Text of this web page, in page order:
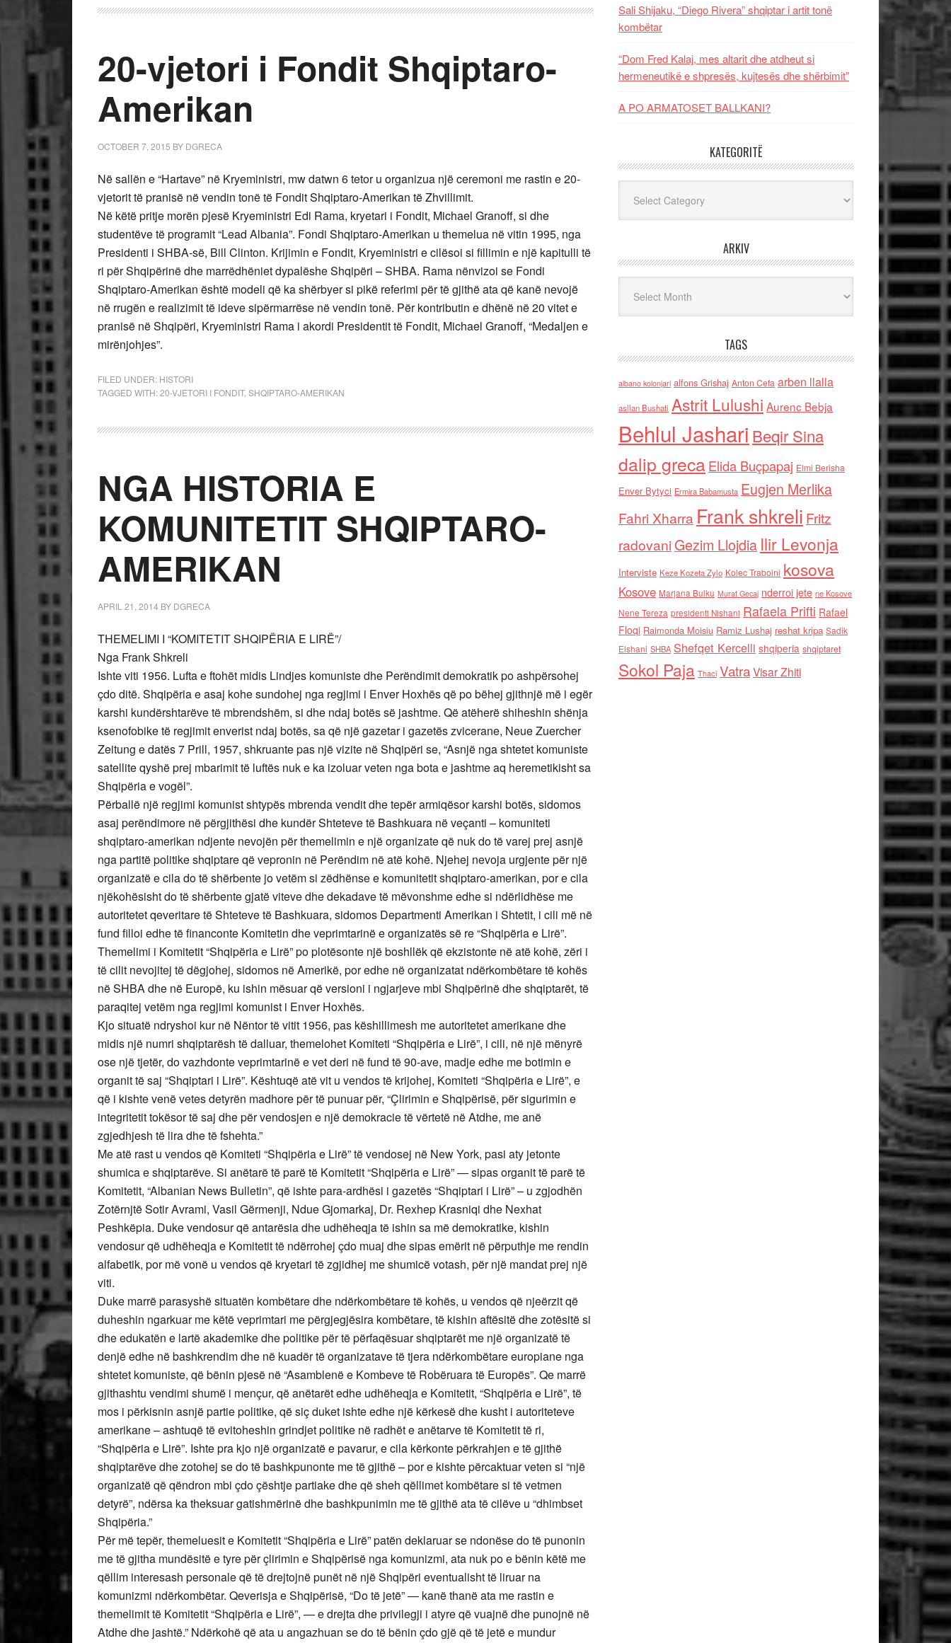
20-vjetori i Fondit Shqiptaro-
Amerikan
OCTOBER 7, 2015 BY DGRECA
Në sallën e “Hartave” në Kryeministri, mw datwn 6 tetor u organizua një ceremoni me rastin e 20-
vjetorit të pranisë në vendin tonë të Fondit Shqiptaro-Amerikan të Zhvillimit.
Në këtë pritje morën pjesë Kryeministri Edi Rama, kryetari i Fondit, Michael Granoff, si dhe
studentëve të programit “Lead Albania”. Fondi Shqiptaro-Amerikan u themelua në vitin 1995, nga
Presidenti i SHBA-së, Bill Clinton. Krijimin e Fondit, Kryeministri e cilësoi si fillimin e një kapitulli të
ri për Shqipërinë dhe marrëdhëniet dypalëshe Shqipëri – SHBA. Rama nënvizoi se Fondi
Shqiptaro-Amerikan është modeli që ka shërbyer si pikë referimi për të gjithë ata që kanë nevojë
në rrugën e realizimit të ideve sipërmarrëse në vendin tonë. Për kontributin e dhënë në 20 vitet e
pranisë në Shqipëri, Kryeministri Rama i akordi Presidentit të Fondit, Michael Granoff, “Medaljen e
mirënjohjes”.
FILED UNDER: HISTORI
TAGGED WITH:20-VJETORI I FONDIT, SHQIPTARO-AMERIKAN
NGA HISTORIA E
KOMUNITETIT SHQIPTARO-
AMERIKAN
APRIL 21, 2014 BY DGRECA
THEMELIMI I “KOMITETIT SHQIPËRIA E LIRË”/
Nga Frank Shkreli
Ishte viti 1956. Lufta e ftohët midis Lindjes komuniste dhe Perëndimit demokratik po ashpërsohej
çdo ditë. Shqipëria e asaj kohe sundohej nga regjimi i Enver Hoxhës që po bëhej gjithnjë më i egër
karshi kundërshtarëve të mbrendshëm, si dhe ndaj botës së jashtme. Që atëherë shiheshin shënja
ksenofobike të regjimit enverist ndaj botës, sa që një gazetar i gazetës zvicerane, Neue Zuercher
Zeitung e datës 7 Prill, 1957, shkruante pas një vizite në Shqipëri se, “Asnjë nga shtetet komuniste
satellite qyshë prej mbarimit të luftës nuk e ka izoluar veten nga bota e jashtme aq heremetikisht sa
Shqipëria e vogël”.
Përballë një regjimi komunist shtypës mbrenda vendit dhe tepër armiqësor karshi botës, sidomos
asaj perëndimore në përgjithësi dhe kundër Shteteve të Bashkuara në veçanti – komuniteti
shqiptaro-amerikan ndjente nevojën për themelimin e një organizate që nuk do të varej prej asnjë
nga partitë politike shqiptare që vepronin në Perëndim në atë kohë. Njehej nevoja urgjente për një
organizatë e cila do të shërbente jo vetëm si zëdhënse e komunitetit shqiptaro-amerikan, por e cila
njëkohësisht do të shërbente gjatë viteve dhe dekadave të mëvonshme edhe si ndërlidhëse me
autoritetet qeveritare të Shteteve të Bashkuara, sidomos Departmenti Amerikan i Shtetit, i cili më në
fund filloi edhe të financonte Komitetin dhe veprimtarinë e organizatës së re “Shqipëria e Lirë”.
Themelimi i Komitetit “Shqipëria e Lirë” po plotësonte një boshllëk që ekzistonte në atë kohë, zëri i
të cilit nevojitej të dëgjohej, sidomos në Amerikë, por edhe në organizatat ndërkombëtare të kohës
në SHBA dhe në Europë, ku ishin mësuar që versioni i ngjarjeve mbi Shqipërinë dhe shqiptarët, të
paraqitej vetëm nga regjimi komunist i Enver Hoxhës.
Kjo situatë ndryshoi kur në Nëntor të vitit 1956, pas këshillimesh me autoritetet amerikane dhe
midis një numri shqiptarësh të dalluar, themelohet Komiteti “Shqipëria e Lirë”, i cili, në një mënyrë
ose një tjetër, do vazhdonte veprimtarinë e vet deri në fund të 90-ave, madje edhe me botimin e
organit të saj “Shqiptari i Lirë”. Kështuqë atë vit u vendos të krijohej, Komiteti “Shqipëria e Lirë”, e
që i kishte venë vetes detyrën madhore për të punuar për, “Çlirimin e Shqipërisë, për sigurimin e
integritetit tokësor të saj dhe për vendosjen e një demokracie të vërtetë në Atdhe, me anë
zgjedhjesh të lira dhe të fshehta.”
Me atë rast u vendos që Komiteti “Shqipëria e Lirë” të vendosej në New York, pasi aty jetonte
shumica e shqiptarëve. Si anëtarë të parë të Komitetit “Shqipëria e Lirë” — sipas organit të parë të
Komitetit, “Albanian News Bulletin”, që ishte para-ardhësi i gazetës “Shqiptari i Lirë” – u zgjodhën
Zotërnjtë Sotir Avrami, Vasil Gërmenji, Ndue Gjomarkaj, Dr. Rexhep Krasniqi dhe Nexhat
Peshkëpia. Duke vendosur që antarësia dhe udhëheqja të ishin sa më demokratike, kishin
vendosur që udhëheqja e Komitetit të ndërrohej çdo muaj dhe sipas emërit në përputhje me rendin
alfabetik, por më vonë u vendos që kryetari të zgjidhej me shumicë votash, për një mandat prej një
viti.
Duke marrë parasyshë situatën kombëtare dhe ndërkombëtare të kohës, u vendos që njeërzit që
duheshin ngarkuar me këtë veprimtari me përgjegjësira kombëtare, të kishin aftësitë dhe zotësitë si
dhe edukatën e lartë akademike dhe politike për të përfaqësuar shqiptarët me një organizatë të
denjë edhe në bashkrendim dhe në kuadër të organizatave të tjera ndërkombëtare europiane nga
shtetet komuniste, që bënin pjesë në “Asamblenë e Kombeve të Robëruara të Europës”. Qe marrë
gjithashtu vendimi shumë i mençur, që anëtarët edhe udhëheqja e Komitetit, “Shqipëria e Lirë”, të
mos i përkisnin asnjë partie politike, që siç duket ishte edhe një kërkesë dhe kusht i autoriteteve
amerikane – ashtuqë të evitoheshin grindjet politike në radhët e anëtarve të Komitetit të ri,
“Shqipëria e Lirë”. Ishte pra kjo një organizatë e pavarur, e cila kërkonte përkrahjen e të gjithë
shqiptarëve dhe zotohej se do të bashkpunonte me të gjithë – por e kishte përcaktuar veten si “një
organizatë që qëndron mbi çdo çështje partiake dhe që sheh qëllimet kombëtare si të vetmen
detyrë”, ndërsa ka theksuar gatishmërinë dhe bashkpunimin me të gjithë ata të cilëve u “dhimbset
Shqipëria.”
Për më tepër, themeluesit e Komitetit “Shqipëria e Lirë” patën deklaruar se ndonëse do të punonin
me të gjitha mundësitë e tyre për çlirimin e Shqipërisë nga komunizmi, ata nuk po e bënin këtë me
qëllim interesash personale që të drejtojnë punët në një Shqipëri eventualisht të liruar na
komunizmi ndërkombëtar. Qeverisja e Shqipërisë, “Do të jetë” — kanë thanë ata me rastin e
themelimit të Komitetit “Shqipëria e Lirë”, — e drejta dhe privilegji i atyre që vuajnë dhe punojnë në
Atdhe dhe jashtë.” Ndërkohë që ata u angazhuan se do të bënin çdo gjë që të jetë e mundur
Sali Shijaku, “Diego Rivera” shqiptar i artit tonë
kombëtar
“Dom Fred Kalaj, mes altarit dhe atdheut si
hermeneutikë e shpresës, kujtesës dhe shërbimit”
A PO ARMATOSET BALLKANI?
KATEGORITË
ARKIV
TAGS
albano kolonjari alfons Grishaj Anton Cefa arben llalla
asllan Bushati Astrit Lulushi Aurenc Bebja
Behlul Jashari Beqir Sina
dalip grecaElida Buçpapaj Elmi Berisha
Enver Bytyci Ermira Babamusta Eugjen Merlika
Fahri Xharra Frank shkreli Fritz
radovaniGezim Llojdia Ilir Levonja
Interviste Keze Kozeta Zylo Kolec Traboini kosova
Kosove Marjana Bulku Murat Gecaj nderroi jete ne Kosove
Nene Tereza presidenti Nishani Rafaela Prifti Rafael
Floqi Raimonda Moisiu Ramiz Lushaj reshat kripa Sadik
Elshani SHBA Shefqet Kercelli shqiperia shqiptaret
Sokol Paja Thaci VatraVisar Zhiti